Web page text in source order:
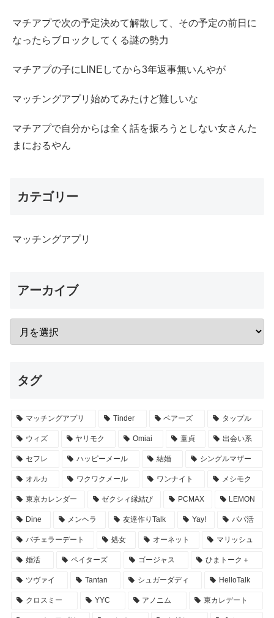
マチアプで次の予定決めて解散して、その予定の前日に
なったらブロックしてくる謎の勢力
マチアプの子にLINEしてから3年返事無いんやが
マッチングアプリ始めてみたけど難しいな
マチアプで自分からは全く話を振ろうとしない女さんた
まにおるやん
カテゴリー
マッチングアプリ
アーカイブ
タグ
マッチングアプリ Tinder ペアーズ タップル
ウィズ ヤリモク Omiai 童貞 出会い系
セフレ ハッピーメール 結婚 シングルマザー
オルカ ワクワクメール ワンナイト メシモク
東京カレンダー ゼクシィ縁結び PCMAX LEMON
Dine メンヘラ 友達作りTalk Yay! パパ活
バチェラーデート 処女 オーネット マリッシュ
婚活 ペイターズ ゴージャス ひまトーク＋
ツヴァイ Tantan シュガーダディ HelloTalk
クロスミー YYC アノニム 東カレデート